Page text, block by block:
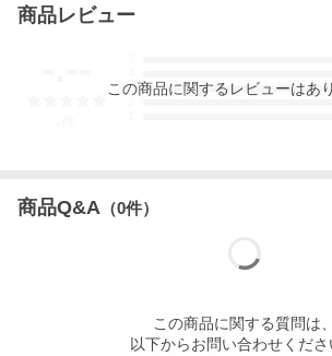
商品レビュー
3
この商品に関するレビューはあ
商品Q&A （0件）
この商品に関する質問は、
以下からお問い合わせくださ